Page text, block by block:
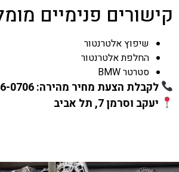
קישורים פנימיים
שיפוץ אלטרנטור
החלפת אלטרנטור
סטרטר BMW
לקבלת הצעת מחיר מהירה:0706
יעקב וסרמן 7, תל אביב